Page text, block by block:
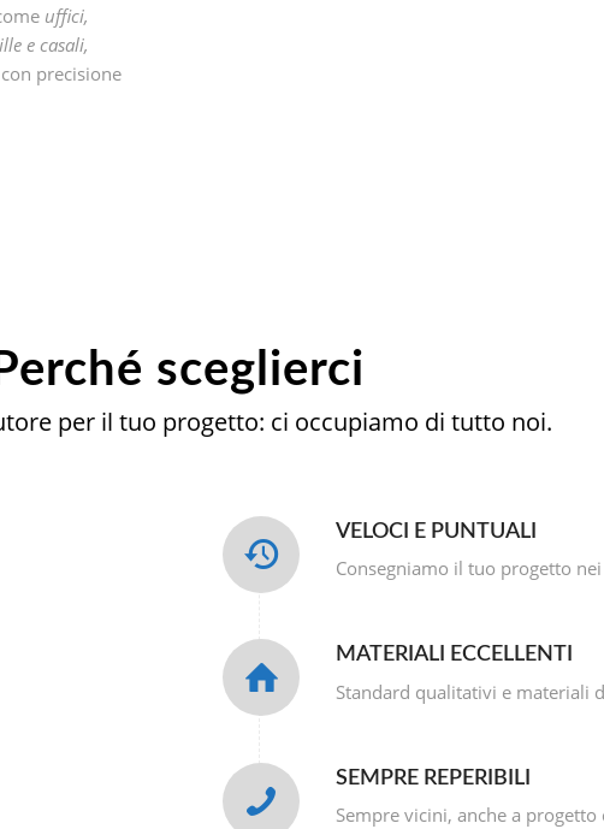
uffici,
e casali,
precisione
Perché sceglierci
per il tuo progetto: ci occupiamo di tutto noi.
VELOCI E PUNTUALI
Consegniamo il tuo progetto
MATERIALI ECCELLENTI
Standard qualitativi e materiali
SEMPRE REPERIBILI
Sempre vicini, anche a progetto